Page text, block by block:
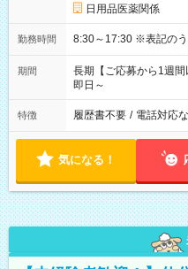
日用品医薬関係
勤務時間 8:30～17:30 ※
期間
長期【ご応募から1週間
即日～
特徴 履歴書不要 / 電話対応
気になる！